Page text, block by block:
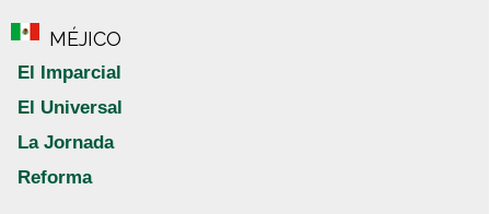
MÉJICO
El Imparcial
El Universal
La Jornada
Reforma